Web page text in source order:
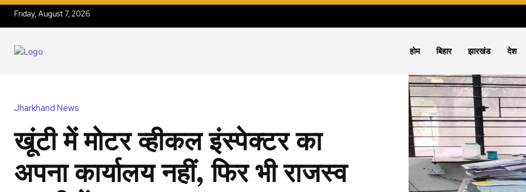
Friday, August 7, 2026
होम बिहार झारखंड देश
Jharkhand News
खूंटी में मोटर व्हीकल इंस्पेक्टर का
अपना कार्यालय नहीं, फिर भी राजस्व